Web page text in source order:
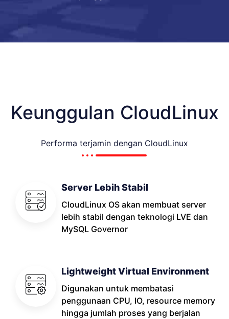
Keunggulan CloudLinux
Performa terjamin dengan CloudLinux
Server Lebih Stabil
CloudLinux OS akan membuat server
lebih stabil dengan teknologi LVE dan
MySQL Governor
Lightweight Virtual Environment
Digunakan untuk membatasi
penggunaan CPU, IO, resource memory
hingga jumlah proses yang berjalan